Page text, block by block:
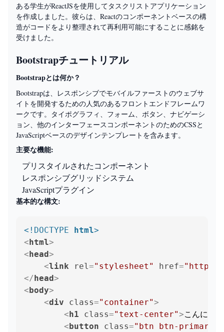
ある学生がReactJSを使用してタスクリストアプリケーション
を作成しました。彼らは、Reactのコンポーネントベースの構
造がコードをより整理されて再利用可能にすることに感銘を
受けました。
Bootstrapチュートリアル
Bootstrapとは何か？
Bootstrapは、レスポンシブでモバイルファーストのウェブサ
イトを開発するための人気のあるフロントエンドフレームワ
ークです。タイポグラフィ、フォーム、ボタン、ナビゲーシ
ョン、他のインターフェースコンポーネントのためのCSSと
JavaScriptベースのデザインテンプレートを含みます。
主要な機能:
プリスタイルされたコンポーネント
レスポンシブグリッドシステム
JavaScriptプラグイン
基本的な構文:
<!DOCTYPE html>
<html>
<head>
<link rel="stylesheet" href=
</head>
<body>
<div class="container">
<h1 class="text-center">こんにち
<button class="btn btn-primary"